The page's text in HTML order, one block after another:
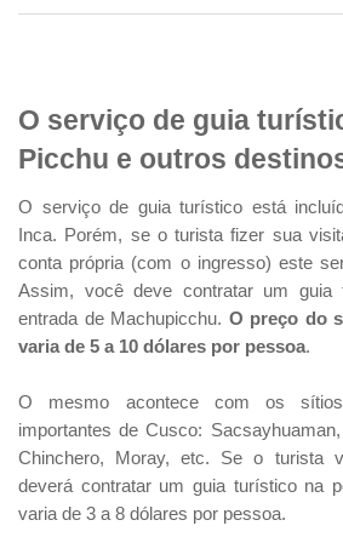
O serviço de guia
Picchu e outros
O serviço de guia turístico está
Inca. Porém, se o turista fizer sua
conta própria (com o ingresso) este
Assim, você deve contratar um guia
entrada de Machupicchu. O preço do
varia de 5 a 10 dólares por pessoa.
O mesmo acontece com os sítios
importantes de Cusco:
Chinchero, Moray, etc. Se o turista
deverá contratar um guia turístico na
varia de 3 a 8 dólares por pessoa.